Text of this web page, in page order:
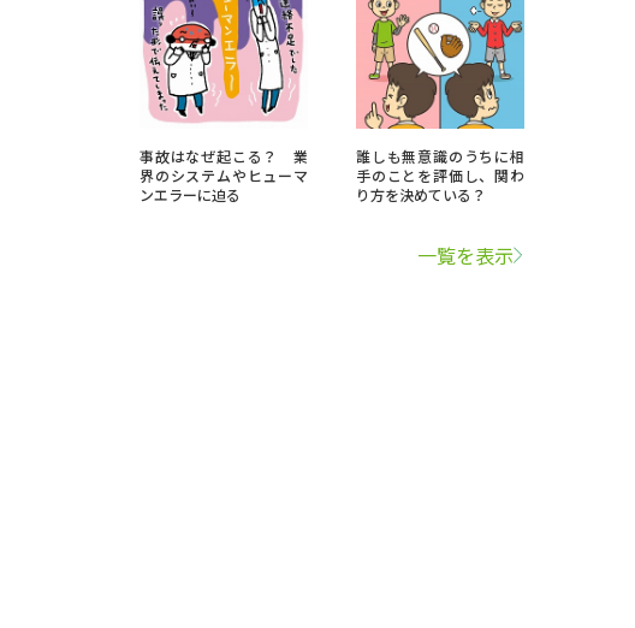
このサイトについて
受付内容・発送状況の確認 テレメール
お支払いサイト
事故はなぜ起こる？ 業
界のシステムやヒューマ
ンエラーに迫る
誰しも無意識のうちに相
手のことを評価し、関わ
り方を決めている？
一覧を表示